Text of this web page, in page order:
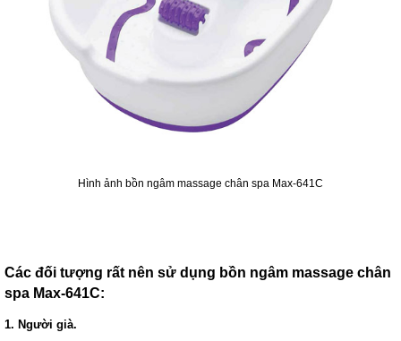
Hình ảnh bồn ngâm massage chân spa Max-641C
Các đối tượng rất nên sử dụng bồn ngâm massage chân
spa Max-641C:
1. Người già.